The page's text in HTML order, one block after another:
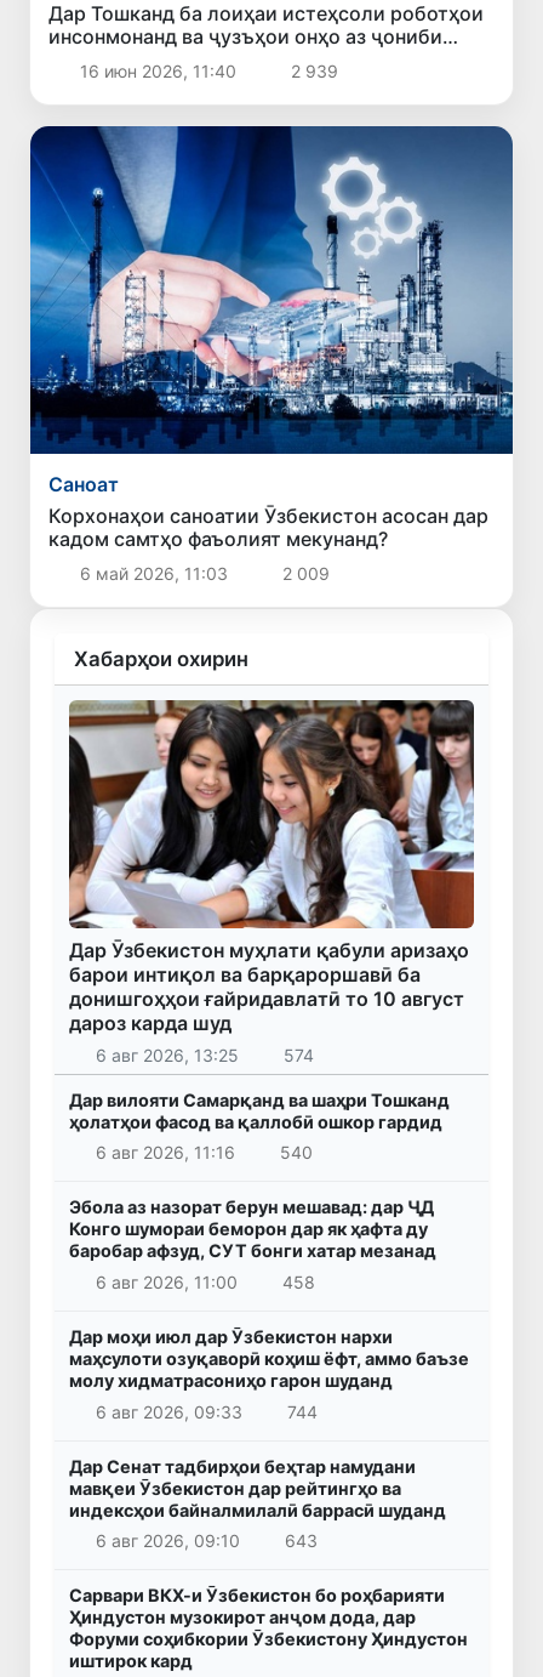
Дар Тошканд ба лоиҳаи истеҳсоли роботҳои
инсонмонанд ва ҷузъҳои онҳо аз ҷониби
ширкати ROBOTIS оғоз ёфт
16 июн 2026, 11:40 2 939
Саноат
Корхонаҳои саноатии Ӯзбекистон асосан дар
кадом самтҳо фаъолият мекунанд?
6 май 2026, 11:03 2 009
Хабарҳои охирин
Дар Ӯзбекистон муҳлати қабули аризаҳо
барои интиқол ва барқароршавӣ ба
донишгоҳҳои ғайридавлатӣ то 10 август
дароз карда шуд
6 авг 2026, 13:25 574
Дар вилояти Самарқанд ва шаҳри Тошканд
ҳолатҳои фасод ва қаллобӣ ошкор гардид
6 авг 2026, 11:16
540
Эбола аз назорат берун мешавад: дар ҶД
Конго шумораи беморон дар як ҳафта ду
баробар афзуд, СУТ бонги хатар мезанад
6 авг 2026, 11:00
458
Дар моҳи июл дар Ӯзбекистон нархи
маҳсулоти озуқаворӣ коҳиш ёфт, аммо баъзе
молу хидматрасониҳо гарон шуданд
6 авг 2026, 09:33
744
Дар Сенат тадбирҳои беҳтар намудани
мавқеи Ӯзбекистон дар рейтингҳо ва
индексҳои байналмилалӣ баррасӣ шуданд
6 авг 2026, 09:10
643
Сарвари ВКХ-и Ӯзбекистон бо роҳбарияти
Ҳиндустон музокирот анҷом дода, дар
Форуми соҳибкории Ӯзбекистону Ҳиндустон
иштирок кард